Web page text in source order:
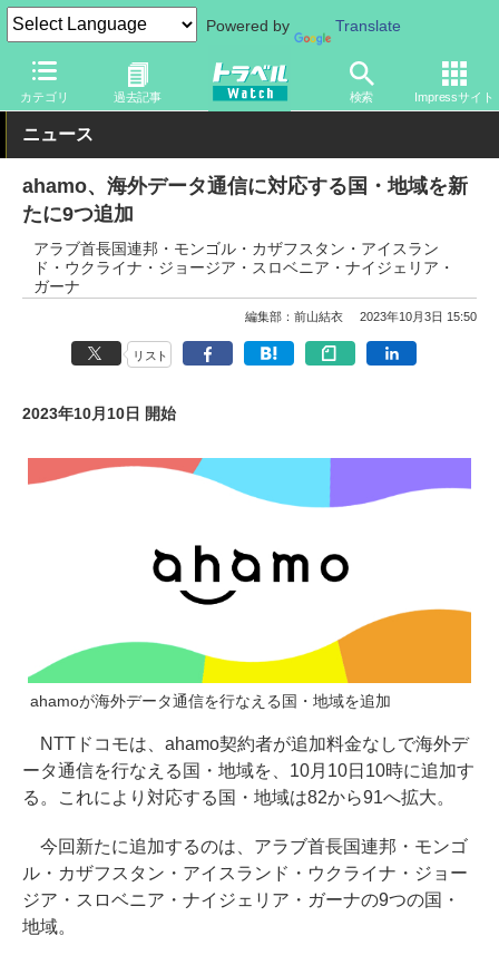
Powered by Translate
カテゴリ 過去記事 検索 Impressサイト
トラベル Watch 旅のアイテム スマホ・ルーター スマートフォ
ニュース
ahamo、海外データ通信に対応する国・地域を新
たに9つ追加
アラブ首長国連邦・モンゴル・カザフスタン・アイスラン
ド・ウクライナ・ジョージア・スロベニア・ナイジェリア・
ガーナ
編集部：前山結衣 2023年10月3日 15:50
リスト
2023年10月10日 開始
ahamoが海外データ通信を行なえる国・地域を追加
NTTドコモは、ahamo契約者が追加料金なしで海外デ
ータ通信を行なえる国・地域を、10月10日10時に追加す
る。これにより対応する国・地域は82から91へ拡大。
今回新たに追加するのは、アラブ首長国連邦・モンゴ
ル・カザフスタン・アイスランド・ウクライナ・ジョー
ジア・スロベニア・ナイジェリア・ガーナの9つの国・
地域。